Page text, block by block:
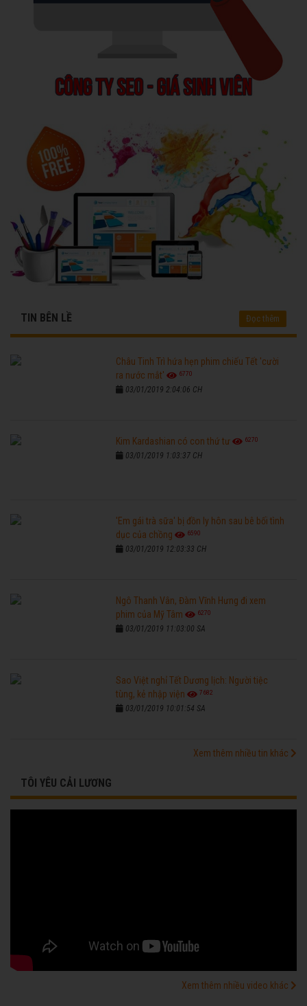
TIN BÊN LỀ Đọc thêm
Châu Tinh Trì hứa hẹn phim chiếu Tết 'cười
ra nước mắt'
6770
03/01/2019 2:04:06 CH
Kim Kardashian có con thứ tư 6270
03/01/2019 1:03:37 CH
'Em gái trà sữa' bị đồn ly hôn sau bê bối tình
dục của chồng
6590
03/01/2019 12:03:33 CH
Ngô Thanh Vân, Đàm Vĩnh Hưng đi xem
phim của Mỹ Tâm
6270
03/01/2019 11:03:00 SA
Sao Việt nghỉ Tết Dương lịch: Người tiệc
tùng, kẻ nhập viện
7682
03/01/2019 10:01:54 SA
Xem thêm nhiều tin khác
TÔI YÊU CẢI LƯƠNG
Xem thêm nhiều video khác